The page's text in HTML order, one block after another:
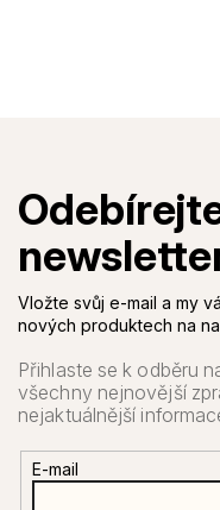
Vložte svůj e-mail a my
nových produktech na
E-mail